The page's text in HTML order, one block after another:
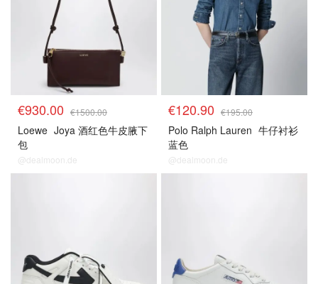
€930.00 €1500.00
Loewe Joya 酒红色牛皮腋下
包
@dealmoon.de
€120.90 €195.00
Polo Ralph Lauren 牛仔衬衫
蓝色
@dealmoon.de